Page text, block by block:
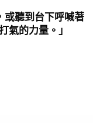
或聽到台下呼喊著
氣的力量。」